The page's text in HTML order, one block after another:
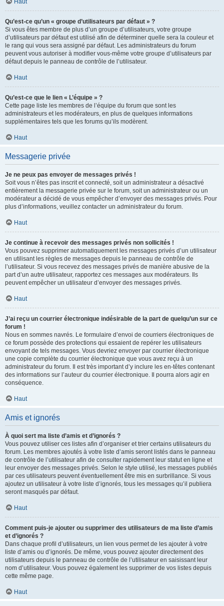
Haut
Qu’est-ce qu’un « groupe d’utilisateurs par défaut » ?
Si vous êtes membre de plus d’un groupe d’utilisateurs, votre groupe
d’utilisateurs par défaut est utilisé afin de déterminer quelle sera la couleur et
le rang qui vous sera assigné par défaut. Les administrateurs du forum
peuvent vous autoriser à modifier vous-même votre groupe d’utilisateurs par
défaut depuis le panneau de contrôle de l’utilisateur.
Haut
Qu’est-ce que le lien « L’équipe » ?
Cette page liste les membres de l’équipe du forum que sont les
administrateurs et les modérateurs, en plus de quelques informations
supplémentaires tels que les forums qu’ils modèrent.
Haut
Messagerie privée
Je ne peux pas envoyer de messages privés !
Soit vous n’êtes pas inscrit et connecté, soit un administrateur a désactivé
entièrement la messagerie privée sur le forum, soit un administrateur ou un
modérateur a décidé de vous empêcher d’envoyer des messages privés. Pour
plus d’informations, veuillez contacter un administrateur du forum.
Haut
Je continue à recevoir des messages privés non sollicités !
Vous pouvez supprimer automatiquement les messages privés d’un utilisateur
en utilisant les règles de messages depuis le panneau de contrôle de
l’utilisateur. Si vous recevez des messages privés de manière abusive de la
part d’un autre utilisateur, rapportez ces messages aux modérateurs. Ils
peuvent empêcher un utilisateur d’envoyer des messages privés.
Haut
J’ai reçu un courrier électronique indésirable de la part de quelqu’un sur ce
forum !
Nous en sommes navrés. Le formulaire d’envoi de courriers électroniques de
ce forum possède des protections qui essaient de repérer les utilisateurs
envoyant de tels messages. Vous devriez envoyer par courrier électronique
une copie complète du courrier électronique que vous avez reçu à un
administrateur du forum. Il est très important d’y inclure les en-têtes contenant
des informations sur l’auteur du courrier électronique. Il pourra alors agir en
conséquence.
Haut
Amis et ignorés
À quoi sert ma liste d’amis et d’ignorés ?
Vous pouvez utiliser ces listes afin d’organiser et trier certains utilisateurs du
forum. Les membres ajoutés à votre liste d’amis seront listés dans le panneau
de contrôle de l’utilisateur afin de consulter rapidement leur statut en ligne et
leur envoyer des messages privés. Selon le style utilisé, les messages publiés
par ces utilisateurs peuvent éventuellement être mis en surbrillance. Si vous
ajoutez un utilisateur à votre liste d’ignorés, tous les messages qu’il publiera
seront masqués par défaut.
Haut
Comment puis-je ajouter ou supprimer des utilisateurs de ma liste d’amis
et d’ignorés ?
Dans chaque profil d’utilisateurs, un lien vous permet de les ajouter à votre
liste d’amis ou d’ignorés. De même, vous pouvez ajouter directement des
utilisateurs depuis le panneau de contrôle de l’utilisateur en saisissant leur
nom d’utilisateur. Vous pouvez également les supprimer de vos listes depuis
cette même page.
Haut